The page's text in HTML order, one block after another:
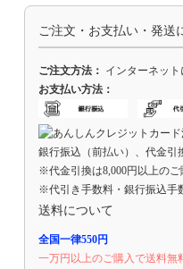
ご注文・お支払い・発送
ご注文方法： インターネッ
お支払い方法：
銀行振込（前払い）、代金引
※代金引換は8,000円以上の
※代引き手数料・銀行振込手
送料について
全国一律550円
一万円以上のご購入で送料無